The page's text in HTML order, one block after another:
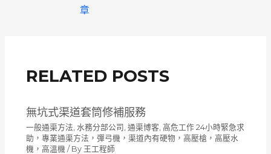
章
RELATED POSTS
無坑式渠道套筒修補服務
一般通渠方法 水務分部公司 通渠博客 高危工作 24小時緊急求
助，專業通渠方法，彈弓機，渠道內有硬物，高壓槍，高壓水
機，高溫機 / By 王工程師